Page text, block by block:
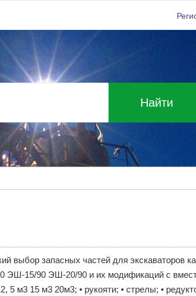
Найти
выбор запасных частей для экскаваторов
ЭШ-15/90 ЭШ-20/90 и их модификаций с
м3 15 м3 20м3; • рукояти; • стрелы; •